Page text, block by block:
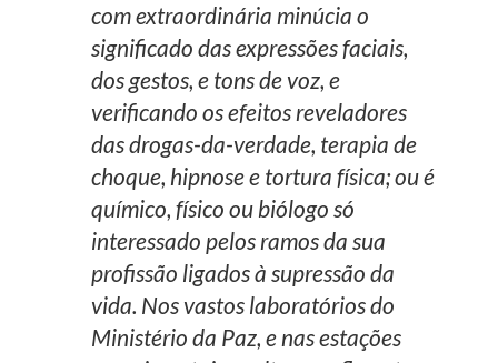
com extraordinária minúcia o
significado das expressões faciais,
dos gestos, e tons de voz, e
verificando os efeitos reveladores
das drogas-da-verdade, terapia de
choque, hipnose e tortura física; ou é
químico, físico ou biólogo só
interessado pelos ramos da sua
profissão ligados à supressão da
vida. Nos vastos laboratórios do
Ministério da Paz, e nas estações